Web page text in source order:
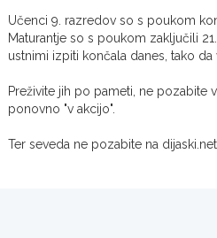
Učenci 9. razredov so s poukom
Maturantje so s poukom zaključili
ustnimi izpiti končala danes, tako
Preživite jih po pameti, ne pozabite
ponovno "v akcijo".
Ter seveda ne pozabite na